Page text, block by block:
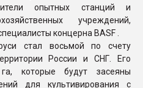
опытных станций и
учреждений,
концерна BASF .
стал восьмой по счету
России и СНГ. Его
которые будут засеяны
для культивирования с